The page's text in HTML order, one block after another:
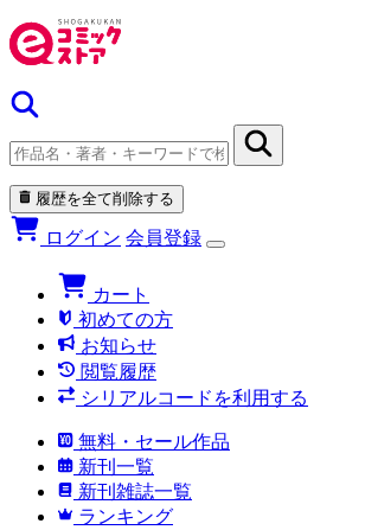
履歴を全て削除する
ログイン 会員登録
カート
初めての方
お知らせ
閲覧履歴
シリアルコードを利用する
無料・セール作品
新刊一覧
新刊雑誌一覧
ランキング